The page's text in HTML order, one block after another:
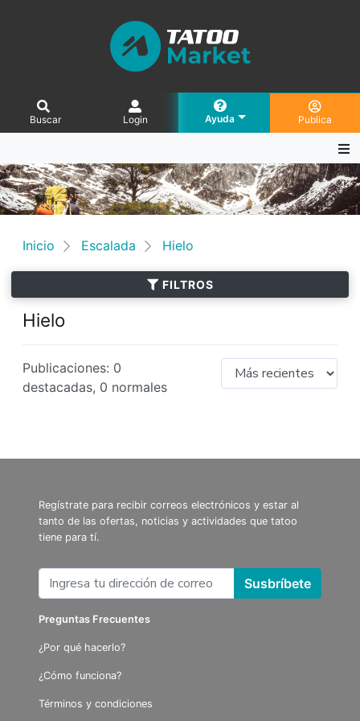
Buscar Login Ayuda Publica
Inicio Escalada Hielo
FILTROS
Hielo
Publicaciones: 0
destacadas, 0 normales
Regístrate para recibir correos electrónicos y estar al
tanto de las ofertas, noticias y actividades que tatoo
tiene para tí.
Susbríbete
Preguntas Frecuentes
¿Por qué hacerlo?
¿Cómo funciona?
Términos y condiciones